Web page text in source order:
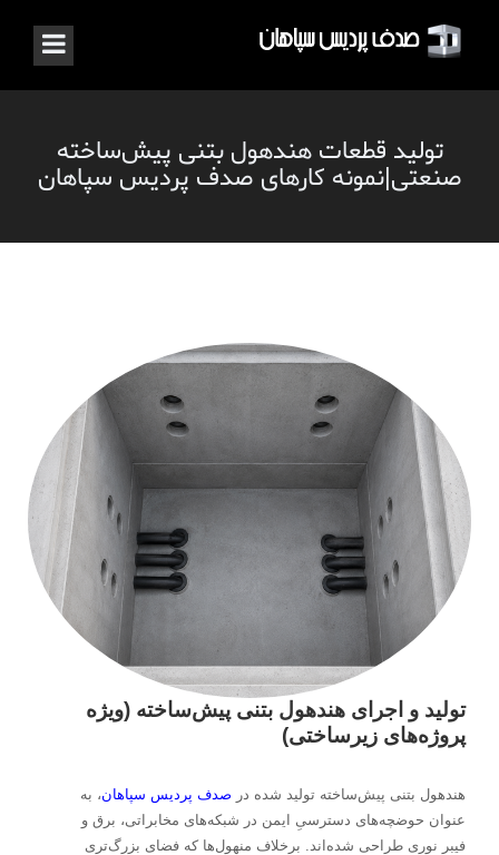
تولید قطعات هندهول بتنی پیش‌ساخته
صنعتی|نمونه کارهای صدف پردیس سپاهان
تولید و اجرای هندهول بتنی پیش‌ساخته (ویژه
پروژه‌های زیرساختی)
هندهول بتنی پیش‌ساخته تولید شده در صدف پردیس سپاهان، به
عنوان حوضچه‌های دسترسیِ ایمن در شبکه‌های مخابراتی، برق و
فیبر نوری طراحی شده‌اند. برخلاف منهول‌ها که فضای بزرگ‌تری